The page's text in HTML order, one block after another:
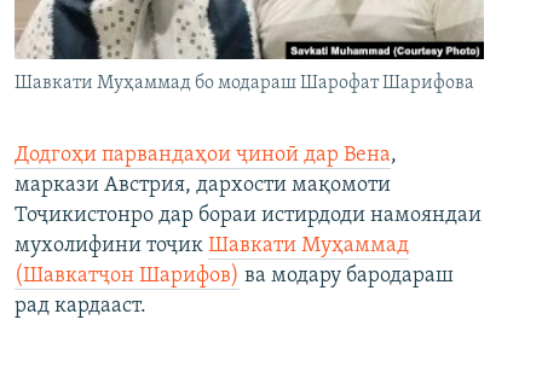
Шавкати Муҳаммад бо модараш Шарофат Шарифова
Додгоҳи парвандаҳои ҷиноӣ дар Вена,
маркази Австрия, дархости мақомоти
Тоҷикистонро дар бораи истирдоди намояндаи
мухолифини тоҷик Шавкати Муҳаммад
(Шавкатҷон Шарифов) ва модару бародараш
рад кардааст.